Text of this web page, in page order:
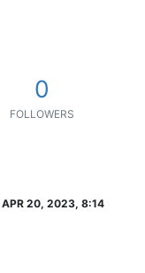
0
FOLLOWERS
APR 20, 2023, 8:14